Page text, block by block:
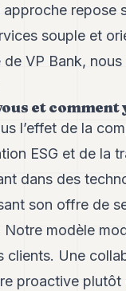
repose
souple et
VP Bank,
et comment
l’effet de la
ESG et de la
dans des
son offre de
modèle
clients. Une
proactive